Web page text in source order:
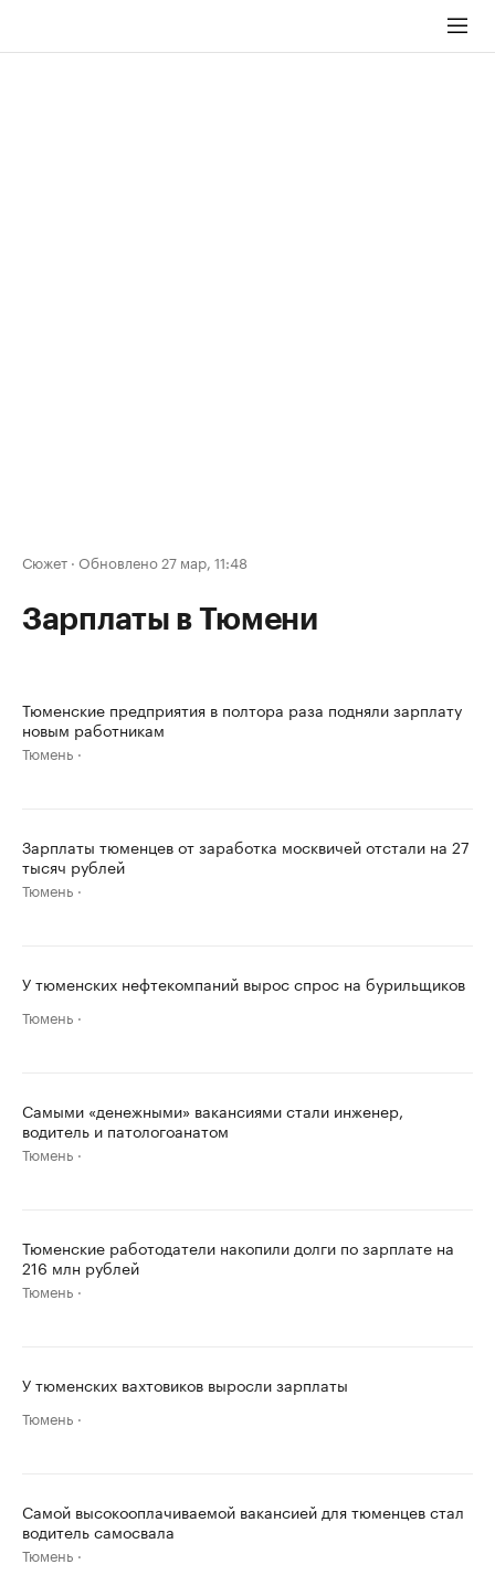
Сюжет · Обновлено 27 мар, 11:48
Зарплаты в Тюмени
Тюменские предприятия в полтора раза подняли зарплату
новым работникам
Тюмень
Зарплаты тюменцев от заработка москвичей отстали на 27
тысяч рублей
Тюмень
У тюменских нефтекомпаний вырос спрос на бурильщиков
Тюмень
Самыми «денежными» вакансиями стали инженер,
водитель и патологоанатом
Тюмень
Тюменские работодатели накопили долги по зарплате на
216 млн рублей
Тюмень
У тюменских вахтовиков выросли зарплаты
Тюмень
Самой высокооплачиваемой вакансией для тюменцев стал
водитель самосвала
Тюмень